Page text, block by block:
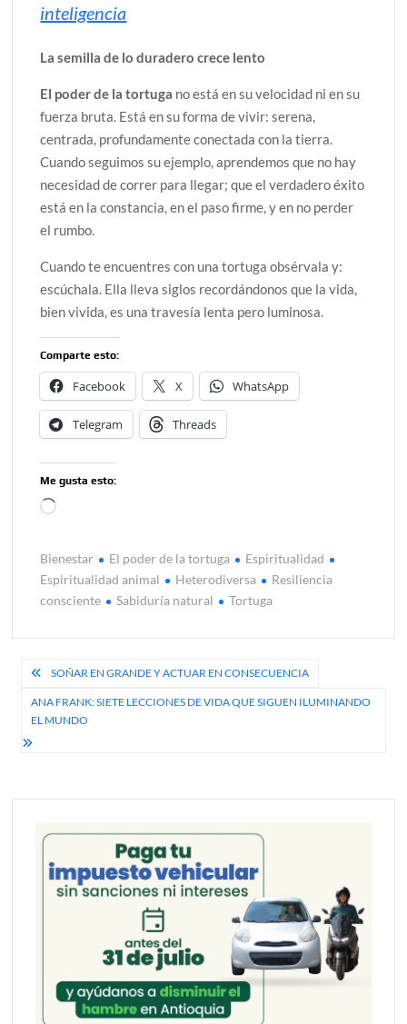
inteligencia
La semilla de lo duradero crece lento
El poder de la tortuga no está en su velocidad ni en su
fuerza bruta. Está en su forma de vivir: serena,
centrada, profundamente conectada con la tierra.
Cuando seguimos su ejemplo, aprendemos que no hay
necesidad de correr para llegar; que el verdadero éxito
está en la constancia, en el paso firme, y en no perder
el rumbo.
Cuando te encuentres con una tortuga obsérvala y:
escúchala. Ella lleva siglos recordándonos que la vida,
bien vivida, es una travesía lenta pero luminosa.
Comparte esto:
Facebook X WhatsApp
Telegram Threads
Me gusta esto:
Cargando...
Bienestar El poder de la tortuga
Espiritualidad
Espiritualidad animal
Heterodiversa
Resiliencia
consciente
Sabiduría natural Tortuga
Navegación
de
entradas
SOÑAR EN GRANDE Y ACTUAR EN CONSECUENCIA
ANA FRANK: SIETE LECCIONES DE VIDA QUE SIGUEN ILUMINANDO
EL MUNDO